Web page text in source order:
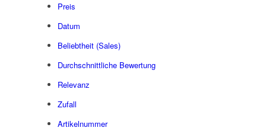
Preis
Datum
Beliebtheit (Sales)
Durchschnittliche Bewertung
Relevanz
Zufall
Artikelnummer